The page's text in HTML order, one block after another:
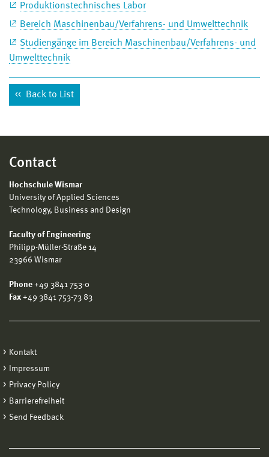
Produktionstechnisches Labor
Bereich Maschinenbau/Verfahrens- und Umwelttechnik
Studiengänge im Bereich Maschinenbau/Verfahrens- und
Umwelttechnik
Back to List
Contact
Hochschule Wismar
University of Applied Sciences
Technology, Business and Design
Faculty of Engineering
Philipp-Müller-Straße 14
23966 Wismar
Phone +49 3841 753-0
Fax +49 3841 753-73 83
Kontakt
Impressum
Privacy Policy
Barrierefreiheit
Send Feedback